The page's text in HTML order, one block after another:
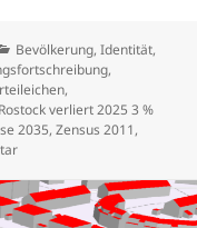
Kategorien
Bevölkerung,Identität,
,
,
Rostock verliert 2025 3 %
2035,Zensus 2011,
zu 2024 amtlich